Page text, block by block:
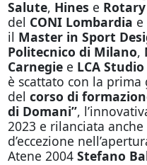
Salute, Hines e
del CONI Lombardia
il Master in Sport
Politecnico di Milano,
Carnegiee LCA
è scattato con la
del corso di
di Domani”,
2023 e rilanciata
d’eccezione
Atene 2004 Stefano